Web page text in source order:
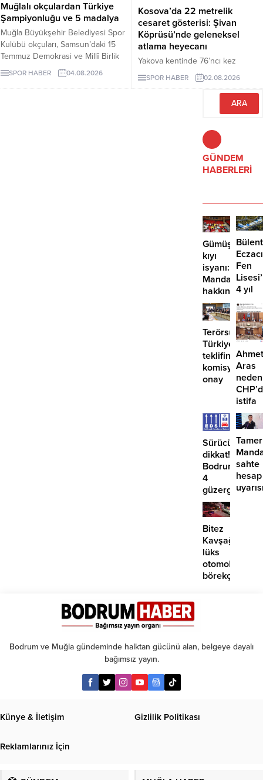
Muğlalı okçulardan Türkiye
Şampiyonluğu ve 5 madalya
Muğla Büyükşehir Belediyesi Spor
Kulübü okçuları, Samsun’daki 15
Temmuz Demokrasi ve Millî Birlik
Kupası’ndan Türkiye
Şampiyonluğu ve beş madalyayla
SPOR HABER 04.08.2026
Kosova’da 22 metrelik
cesaret gösterisi: Şivan
Köprüsü’nde geleneksel
atlama heyecanı
Yakova kentinde 76’ncı kez
düzenlenen Şivan Köprüsü
Geleneksel Atlama Yarışı,
bölgeden gelen sporcuların nefes
kesen gösterilerine sahne oldu.
SPOR HABER 02.08.2026
GÜNDEM
HABERLERİ
Gümüşlük’te
kıyı
isyanı:
Mandalinci
hakkında
suç
duyurusu
Bülent
Fen
4 yıl
geçti,
hâlâ
proje
Terörsüz
Türkiye
teklifine
komisyondan
onay
Ahmet
Aras
neden
istifa
Sürücüler
dikkat!
Bodrum’da
4
güzergahta
EDS
başlıyor
Tamer
sahte
hesap
Bitez
Kavşağı’nda
lüks
otomobil
börekçiye
Bodrum ve Muğla gündeminde halktan gücünü alan, belgeye dayalı
bağımsız yayın.
Künye & İletişim Gizlilik Politikası
Reklamlarınız İçin